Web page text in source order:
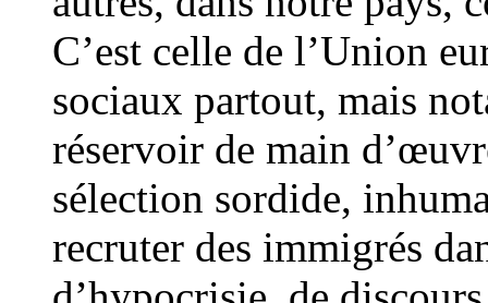
C’est celle de l’Union
sociaux partout, mais
réservoir de main
sélection sordide,
recruter des immigrés